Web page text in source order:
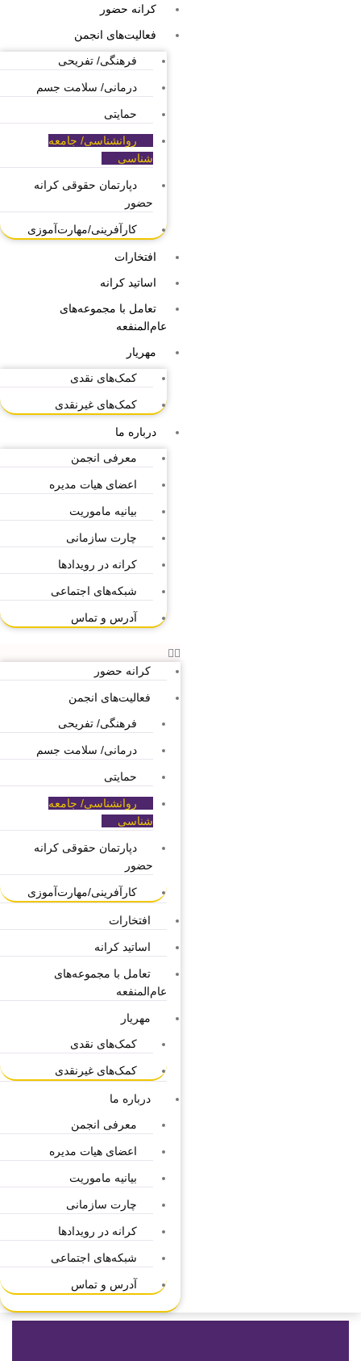
کرانه حضور
فعالیت‌های انجمن
فرهنگی/ تفریحی
درمانی/ سلامت جسم
حمایتی
روانشناسی/ جامعه
شناسی
دپارتمان حقوقی کرانه
حضور
کارآفرینی/مهارت‌آموزی
افتخارات
اساتید کرانه
تعامل با مجموعه‌های
عام‌المنفعه
مهریار
کمک‌های نقدی
کمک‌های غیرنقدی
درباره ما
معرفی انجمن
اعضای هیات مدیره
بیانیه ماموریت
چارت سازمانی
کرانه در رویدادها
شبکه‌های اجتماعی
آدرس و تماس
کرانه حضور
فعالیت‌های انجمن
فرهنگی/ تفریحی
درمانی/ سلامت جسم
حمایتی
روانشناسی/ جامعه
شناسی
دپارتمان حقوقی کرانه
حضور
کارآفرینی/مهارت‌آموزی
افتخارات
اساتید کرانه
تعامل با مجموعه‌های
عام‌المنفعه
مهریار
کمک‌های نقدی
کمک‌های غیرنقدی
درباره ما
معرفی انجمن
اعضای هیات مدیره
بیانیه ماموریت
چارت سازمانی
کرانه در رویدادها
شبکه‌های اجتماعی
آدرس و تماس